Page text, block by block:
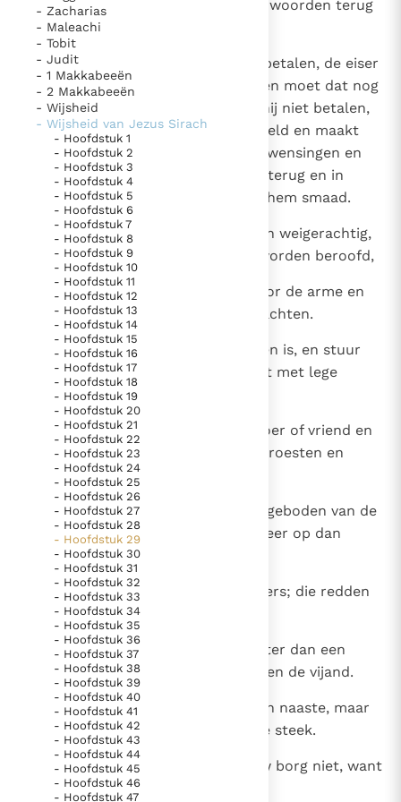
Paus Leo XIV in Pavia: "De stad is zowel een gave als
een taak"
Paus in Pavia: St. Augustinus toont ons de noodzaak om
"naar het innerlijk" toe te keren.
RK Documenten stelt heel veel belangrijke
kerkelijke documenten van de Rooms
Katholieke Kerk in het Nederlands beschikbaar
en is volledig afhankelijk van donaties.
Ik help mee!
- Zacharias
- Maleachi
- Tobit
- Judit
- 1 Makkabeeën
- 2 Makkabeeën
- Wijsheid
- Wijsheid van Jezus Sirach
- Hoofdstuk 1
- Hoofdstuk 2
- Hoofdstuk 3
- Hoofdstuk 4
- Hoofdstuk 5
- Hoofdstuk 6
- Hoofdstuk 7
- Hoofdstuk 8
- Hoofdstuk 9
- Hoofdstuk 10
- Hoofdstuk 11
- Hoofdstuk 12
- Hoofdstuk 13
- Hoofdstuk 14
- Hoofdstuk 15
- Hoofdstuk 16
- Hoofdstuk 17
- Hoofdstuk 18
- Hoofdstuk 19
- Hoofdstuk 20
- Hoofdstuk 21
- Hoofdstuk 22
- Hoofdstuk 23
- Hoofdstuk 24
- Hoofdstuk 25
- Hoofdstuk 26
- Hoofdstuk 27
- Hoofdstuk 28
- Hoofdstuk 29
- Hoofdstuk 30
- Hoofdstuk 31
- Hoofdstuk 32
- Hoofdstuk 33
- Hoofdstuk 34
- Hoofdstuk 35
- Hoofdstuk 36
- Hoofdstuk 37
- Hoofdstuk 38
- Hoofdstuk 39
- Hoofdstuk 40
- Hoofdstuk 41
- Hoofdstuk 42
- Hoofdstuk 43
- Hoofdstuk 44
- Hoofdstuk 45
- Hoofdstuk 46
- Hoofdstuk 47
het uit, betaalt hij onvriendelijke woorden terug
en geeft de schuld aan de tijd.
Ook al kan de schuldenaar best betalen, de eiser
krijgt maar met moeite de helft en moet dat nog
als gevonden beschouwen. Kan hij niet betalen,
dan berooft hij de man van zijn geld en maakt
hem nodeloos tot zijn vijand. Verwensingen en
schimpscheuten betaalt hij hem terug en in
plaats van eerbetoon betaalt hij hem smaad.
Niet uit kwaadwilligheid zijn velen weigerachtig,
maar uit vrees om nodeloos te worden beroofd,
Wees toch maar grootmoedig voor de arme en
laat hem niet op zijn aalmoes wachten.
Help de arme, omdat het geboden is, en stuur
hem, als hij in nood verkeert, niet met lege
handen weg.
Verlies uw geld maar aan een broer of vriend en
laat het niet onder een steen verroesten en
teloorgaan.
Gebruik uw schatten volgens de geboden van de
Allerhoogste, en zij brengen u meer op dan
goud.
Berg aalmoezen in uw schatkamers; die redden
u uit alle ellende.
Beter dan een sterk schild en beter dan een
zware lans strijden zij voor u tegen de vijand.
Een goed man blijft borg voor zijn naaste, maar
een schaamteloze laat hem in de steek.
Vergeet de vriendelijkheid van uw borg niet, want
hij heeft zichzelf voor u gegeven.